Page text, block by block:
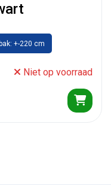
+-220 cm
Niet op voorraad